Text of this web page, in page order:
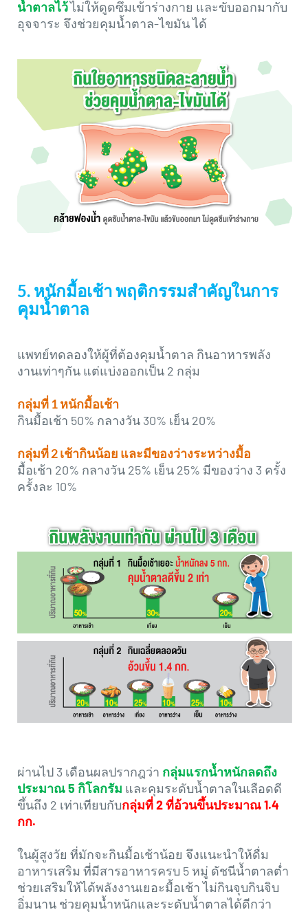
น้ำตาลไว้ไม่ให้ดูดซึมเข้าร่างกาย และขับออกมากับ
อุจจาระ จึงช่วยคุมน้ำตาล-ไขมัน ได้
5. หนักมื้อเช้า พฤติกรรมสำคัญในการ
คุมน้ำตาล
แพทย์ทดลองให้ผู้ที่ต้องคุมน้ำตาล กินอาหารพลัง
งานเท่าๆกัน แต่แบ่งออกเป็น 2 กลุ่ม
กลุ่มที่ 1 หนักมื้อเช้า
กินมื้อเช้า 50% กลางวัน 30% เย็น 20%
กลุ่มที่ 2 เช้ากินน้อย และมีของว่างระหว่างมื้อ
มื้อเช้า 20% กลางวัน 25% เย็น 25% มีของว่าง 3 ครั้ง
ครั้งละ 10%
ผ่านไป 3 เดือนผลปรากฎว่า กลุ่มแรกน้ำหนักลดถึง
ประมาณ 5 กิโลกรัม และคุมระดับน้ำตาลในเลือดดี
ขึ้นถึง 2 เท่าเทียบกับกลุ่มที่ 2 ที่อ้วนขึ้นประมาณ 1.4
กก.
ในผู้สูงวัย ที่มักจะกินมื้อเช้าน้อย จึงแนะนำให้ดื่ม
อาหารเสริม ที่มีสารอาหารครบ 5 หมู่ ดัชนีน้ำตาลต่ำ
ช่วยเสริมให้ได้พลังงานเยอะมื้อเช้า ไม่กินจุบกินจิบ
อิ่มนาน ช่วยคุมน้ำหนักและระดับน้ำตาลได้ดีกว่า